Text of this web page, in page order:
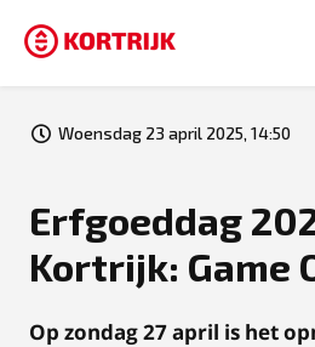
Woensdag 23 april 2025, 14:50
Erfgoeddag
Kortrijk: Game
Op zondag 27 april is het